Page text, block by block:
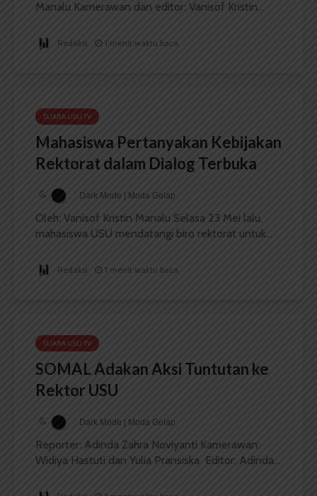
Manalu Kamerawan dan editor: Vanisof Kristin...
Redaksi 1 menit waktu baca
SUARA USU TV
Mahasiswa Pertanyakan Kebijakan
Rektorat dalam Dialog Terbuka
Dark Mode | Moda Gelap
Oleh: Vanisof Kristin Manalu Selasa 23 Mei lalu,
mahasiswa USU mendatangi biro rektorat untuk...
Redaksi 1 menit waktu baca
SUARA USU TV
SOMAL Adakan Aksi Tuntutan ke
Rektor USU
Dark Mode | Moda Gelap
Reporter: Adinda Zahra Noviyanti Kamerawan:
Widiya Hastuti dan Yulia Pransiska Editor: Adinda...